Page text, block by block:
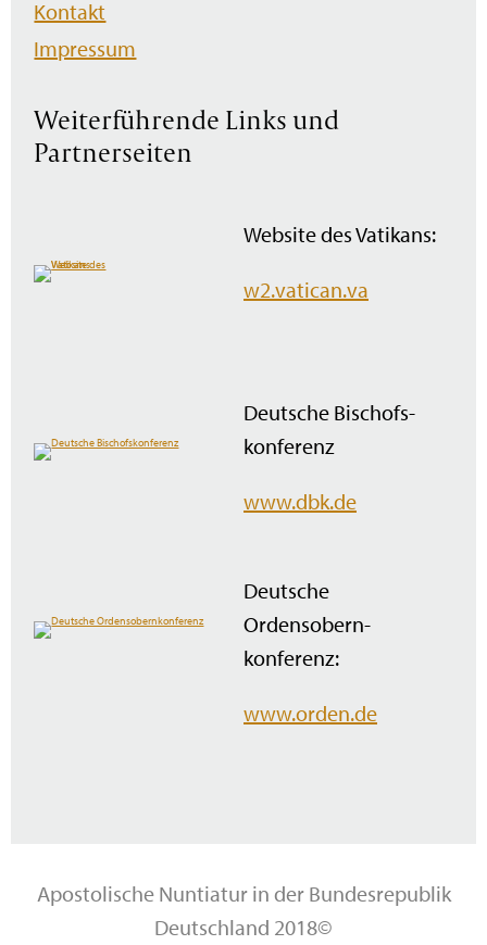
Kontakt
Impressum
Weiterführende Links und
Partnerseiten
Website des Vatikans:
w2.vatican.va
Deutsche Bischofs­
konferenz
www.dbk.de
Deutsche
Ordensobern­
konferenz:
www.orden.de
Apostolische Nuntiatur in der Bundesrepublik
Deutschland 2018©